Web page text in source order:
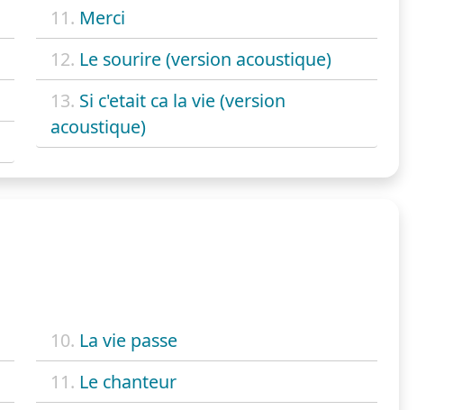
11. Merci
12. Le sourire (version acoustique)
13. Si c'etait ca la vie (version
acoustique)
10. La vie passe
11. Le chanteur